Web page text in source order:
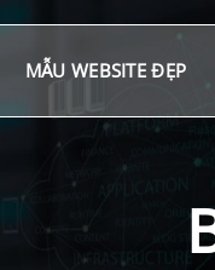
MẪU WEBSITE ĐẸP